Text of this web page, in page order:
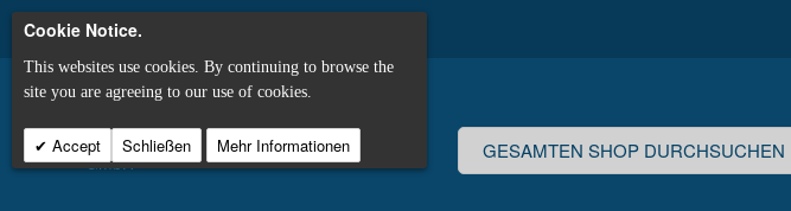
Cookie Notice.
This websites use cookies. By continuing to browse the
site you are agreeing to our use of cookies.
Accept Schließen Mehr Informationen